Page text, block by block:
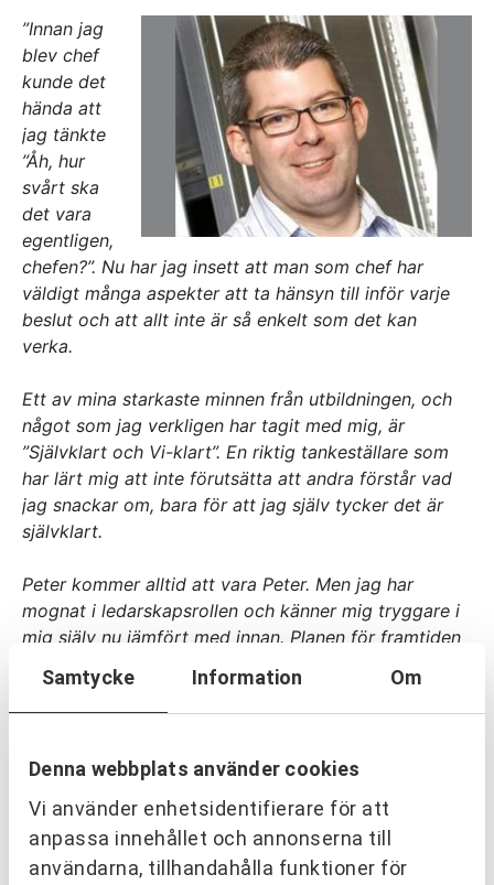
Samtycke Information Om
Denna webbplats använder cookies
Vi använder enhetsidentifierare för att
anpassa innehållet och annonserna till
användarna, tillhandahålla funktioner för
Inre hamnen etapp 2 – tillsammans bygger
vi framtidens Norrköping
— Erfarenhetsåterföring skapar mervärde i
strategisk partnering
—
Vem leder processerna när projekten blir
allt mer komplexa?
—
Partnering i praktiken – Växjös nya simhall
går in i produktion
KONTAKT
Drottninggatan 6
541 31 Skövde
0500-48 14 44
info@urkraft.com
”Innan jag
blev chef
kunde det
hända att
jag tänkte
”Åh, hur
svårt ska
det vara
egentligen,
chefen?”. Nu har jag insett att man som chef har
väldigt många aspekter att ta hänsyn till inför varje
beslut och att allt inte är så enkelt som det kan
verka.
Ett av mina starkaste minnen från utbildningen, och
något som jag verkligen har tagit med mig, är
”Självklart och Vi-klart”. En riktig tankeställare som
har lärt mig att inte förutsätta att andra förstår vad
jag snackar om, bara för att jag själv tycker det är
självklart.
Peter kommer alltid att vara Peter. Men jag har
mognat i ledarskapsrollen och känner mig tryggare i
mig själv nu jämfört med innan. Planen för framtiden
är att fortsätta växa, som chef, människa och
företag.”